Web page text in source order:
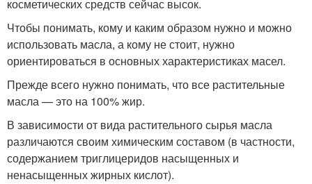
косметических средств сейчас высок.
Чтобы понимать, кому и каким образом нужно и можно
использовать масла, а кому не стоит, нужно
ориентироваться в основных характеристиках масел.
Прежде всего нужно понимать, что все растительные
масла — это на 100% жир.
В зависимости от вида растительного сырья масла
различаются своим химическим составом (в частности,
содержанием триглицеридов насыщенных и
ненасыщенных жирных кислот).